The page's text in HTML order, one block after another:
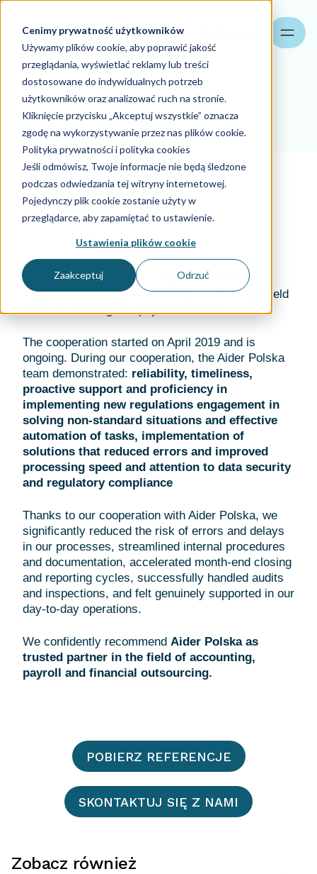
Cenimy prywatność użytkowników
Używamy plików cookie, aby poprawić jakość
przeglądania, wyświetlać reklamy lub treści
dostosowane do indywidualnych potrzeb
użytkowników oraz analizować ruch na stronie.
Kliknięcie przycisku „Akceptuj wszystkie” oznacza
zgodę na wykorzystywanie przez nas plików cookie.
Polityka prywatności i polityka cookies
Jeśli odmówisz, Twoje informacje nie będą śledzone
podczas odwiedzania tej witryny internetowej.
Pojedynczy plik cookie zostanie użyty w
przeglądarce, aby zapamiętać to ustawienie.
Ustawienia plików cookie
Zaakceptuj Odrzuć
Groundlink
Referencje
Aider Polska21.05.2026
Referencje
Our company has been cooperating / has
cooperated with Aider Polska Sp. z o.o. in the field
of full accounting and payroll services.
The cooperation started on April 2019 and is
ongoing. During our cooperation, the Aider Polska
team demonstrated: reliability, timeliness,
proactive support and proficiency in
implementing new regulations engagement in
solving non-standard situations and effective
automation of tasks, implementation of
solutions that reduced errors and improved
processing speed and attention to data security
and regulatory compliance
Thanks to our cooperation with Aider Polska, we
significantly reduced the risk of errors and delays
in our processes, streamlined internal procedures
and documentation, accelerated month-end closing
and reporting cycles, successfully handled audits
and inspections, and felt genuinely supported in our
day-to-day operations.
We confidently recommend Aider Polska as
trusted partner in the field of accounting,
payroll and financial outsourcing.
POBIERZ REFERENCJE
SKONTAKTUJ SIĘ Z NAMI
Zobacz również